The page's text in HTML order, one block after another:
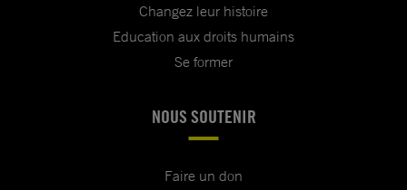
Changez leur histoire
Education aux droits humains
Se former
NOUS SOUTENIR
Faire un don